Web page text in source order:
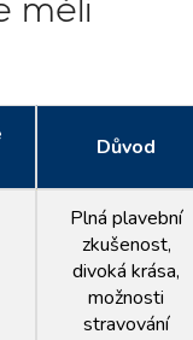
Důvod
Plná plavební
zkušenost,
divoká krása,
možnosti
stravování